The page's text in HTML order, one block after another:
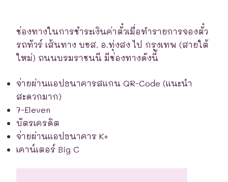
ช่องทางในการชำระเงินค่าตั๋วเมื่อทำรายการจองตั๋ว
รถทัวร์ เส้นทาง บขส. อ.ทุ่งสง ไป กรุงเทพ (สายใต้
ใหม่) ถนนบรมราชนนี มีช่องทางดังนี้
จ่ายผ่านแอปธนาคารสแกน QR-Code (แนะนำ
สะดวกมาก)
7-Eleven
บัตรเครดิต
จ่ายผ่านแอปธนาคาร K+
เคาน์เตอร์ Big C